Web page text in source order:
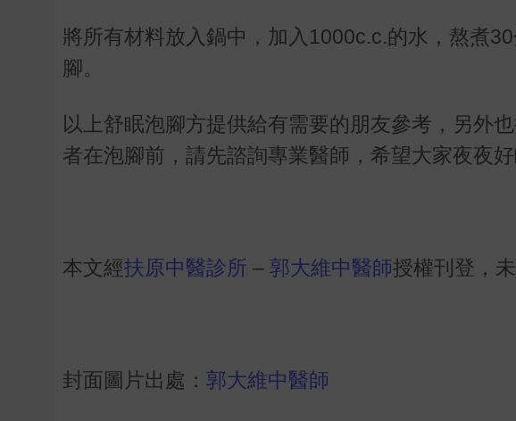
將所有材料放入鍋中，加入 1000c.c.的水，熬煮30
腳。
以上舒眠泡腳方提供給有需要的朋友參考，另外
者在泡腳前，請先諮詢專業醫師，希望大家夜夜好
本文經扶原中醫診所 – 郭大維中醫師授權刊登，
封面圖片出處： 郭大維中醫師